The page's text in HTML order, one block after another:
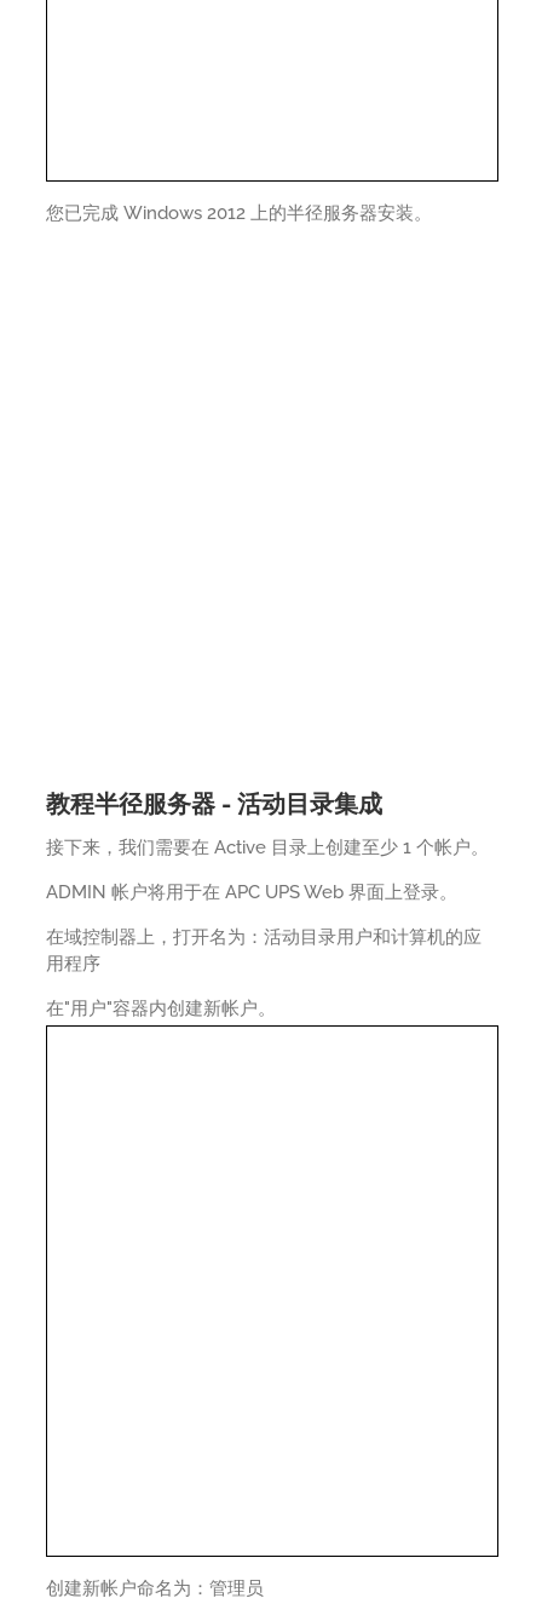
您已完成 Windows 2012 上的半径服务器安装。
教程半径服务器 - 活动目录集成
接下来，我们需要在 Active 目录上创建至少 1 个帐户。
ADMIN 帐户将用于在 APC UPS Web 界面上登录。
在域控制器上，打开名为：活动目录用户和计算机的应
用程序
在"用户"容器内创建新帐户。
创建新帐户命名为：管理员